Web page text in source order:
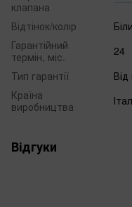
клапана
Відтінок/колір
Гарантійний
термін, міс.
24
Тип гарантії
Країна
виробництва
Відгуки